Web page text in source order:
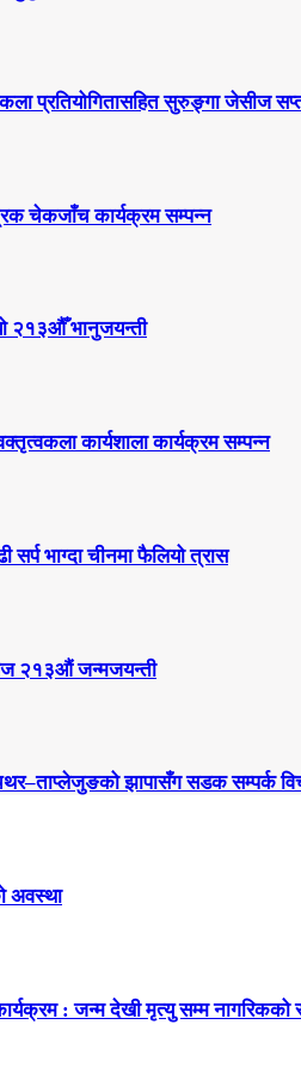
प्रतियोगितासहित सुरुङ्गा जेसीज
चेकजाँच कार्यक्रम सम्पन्न
२१३औँ भानुजयन्ती
कार्यशाला कार्यक्रम सम्पन्न
सर्प भाग्दा चीनमा फैलियो त्रास
२१३औं जन्मजयन्ती
झापासँग सडक सम्पर्क
अवस्था
: जन्म देखी मृत्यु सम्म नागरिकको